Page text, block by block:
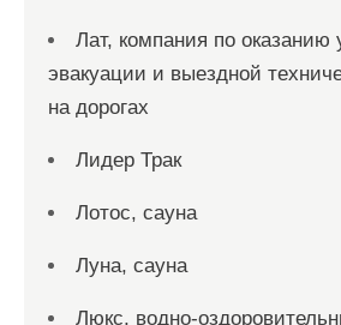
Лат, компания по оказанию
эвакуации и выездной
на дорогах
Лидер Трак
Лотос, сауна
Луна, сауна
Люкс, водно-